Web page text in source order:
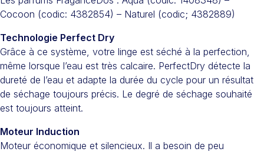
Cocoon (codic: 4382854) – Naturel (codic; 4382889)
Technologie Perfect Dry
Grâce à ce système, votre linge est séché à la perfection,
même lorsque l’eau est très calcaire. PerfectDry détecte la
dureté de l’eau et adapte la durée du cycle pour un résultat
de séchage toujours précis. Le degré de séchage souhaité
est toujours atteint.
Moteur Induction
Moteur économique et silencieux. Il a besoin de peu